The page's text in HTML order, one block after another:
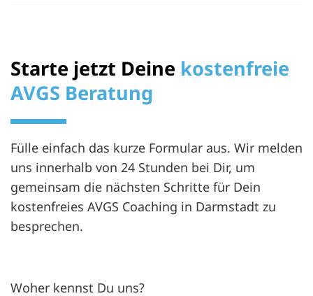
Starte jetzt Deine kostenfreie
AVGS Beratung
Fülle einfach das kurze Formular aus. Wir melden
uns innerhalb von 24 Stunden bei Dir, um
gemeinsam die nächsten Schritte für Dein
kostenfreies AVGS Coaching in Darmstadt zu
besprechen.
Woher kennst Du uns?